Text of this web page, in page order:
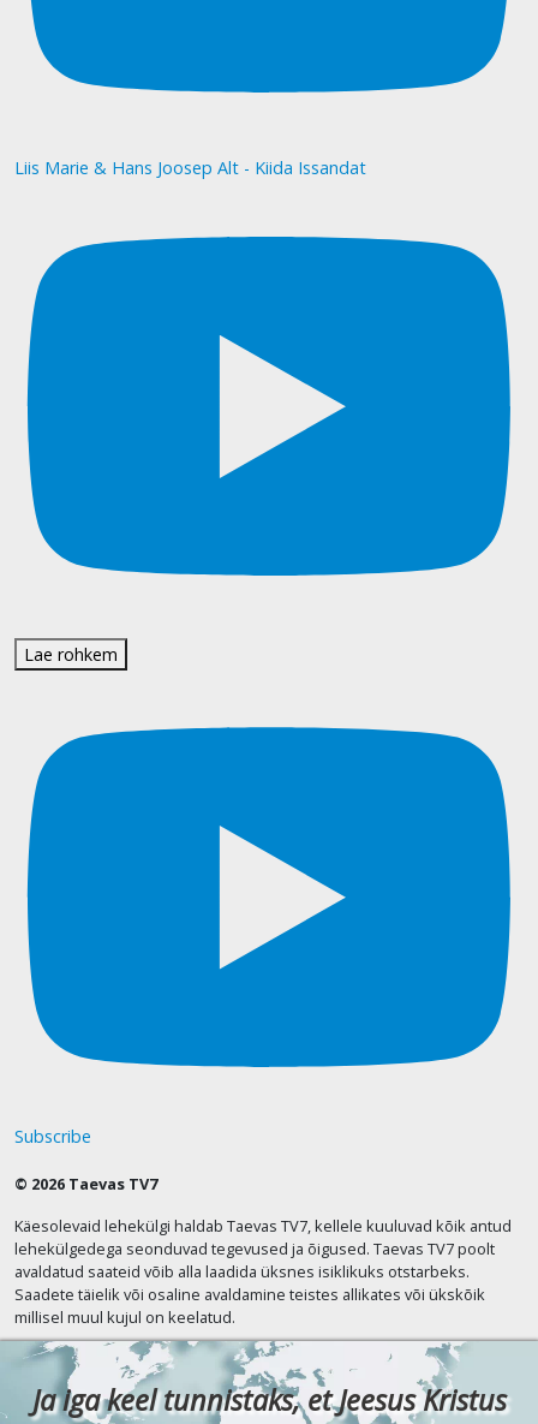
Liis Marie & Hans Joosep Alt - Kiida Issandat
Lae rohkem
Subscribe
© 2026 Taevas TV7
Käesolevaid lehekülgi haldab Taevas TV7, kellele kuuluvad kõik antud
lehekülgedega seonduvad tegevused ja õigused. Taevas TV7 poolt
avaldatud saateid võib alla laadida üksnes isiklikuks otstarbeks.
Saadete täielik või osaline avaldamine teistes allikates või ükskõik
millisel muul kujul on keelatud.
Ja iga keel tunnistaks, et Jeesus Kristus